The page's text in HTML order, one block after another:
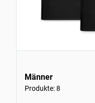
Männer
Produkte: 8